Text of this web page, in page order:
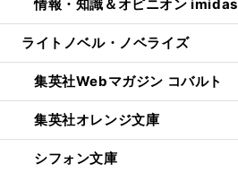
情報・知識＆オピニオン imidas
ライトノベル・ノベライズ
集英社Webマガジン コバルト
集英社オレンジ文庫
シフォン文庫